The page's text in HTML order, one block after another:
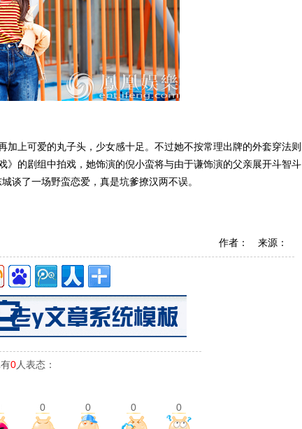
上可爱的丸子头，少女感十足。不过她不按常理出牌的外套穿法则
》的剧组中拍戏，她饰演的倪小蛮将与由于谦饰演的父亲展开斗智斗
谈了一场野蛮恋爱，真是坑爹撩汉两不误。
作者： 来源：
0人表态：
0 0 0 0